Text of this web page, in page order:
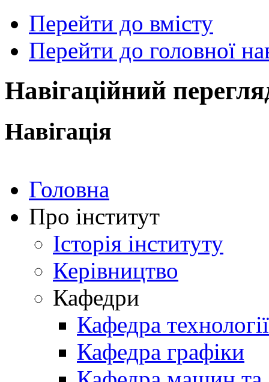
Перейти до вмісту
Перейти до головної
Навігаційний
Навігація
Головна
Про інститут
Історія інституту
Керівництво
Кафедри
Кафедра
Кафедра графіки